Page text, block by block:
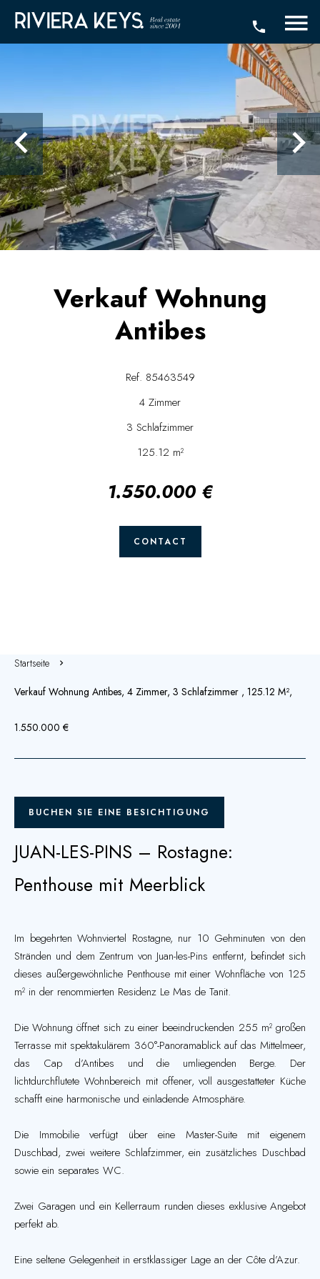
Verkauf Wohnung
Antibes
Ref. 85463549
4 Zimmer
3 Schlafzimmer
125.12 m²
1.550.000 €
CONTACT
Startseite
Verkauf Wohnung Antibes, 4 Zimmer, 3 Schlafzimmer , 125.12 M²,
1.550.000 €
BUCHEN SIE EINE BESICHTIGUNG
JUAN-LES-PINS – Rostagne:
Penthouse mit Meerblick
Im begehrten Wohnviertel Rostagne, nur 10 Gehminuten von den
Stränden und dem Zentrum von Juan-les-Pins entfernt, befindet sich
dieses außergewöhnliche Penthouse mit einer Wohnfläche von 125
m² in der renommierten Residenz Le Mas de Tanit.
Die Wohnung öffnet sich zu einer beeindruckenden 255 m² großen
Terrasse mit spektakulärem 360°-Panoramablick auf das Mittelmeer,
das Cap d’Antibes und die umliegenden Berge. Der
lichtdurchflutete Wohnbereich mit offener, voll ausgestatteter Küche
schafft eine harmonische und einladende Atmosphäre.
Die Immobilie verfügt über eine Master-Suite mit eigenem
Duschbad, zwei weitere Schlafzimmer, ein zusätzliches Duschbad
sowie ein separates WC.
Zwei Garagen und ein Kellerraum runden dieses exklusive Angebot
perfekt ab.
Eine seltene Gelegenheit in erstklassiger Lage an der Côte d’Azur.